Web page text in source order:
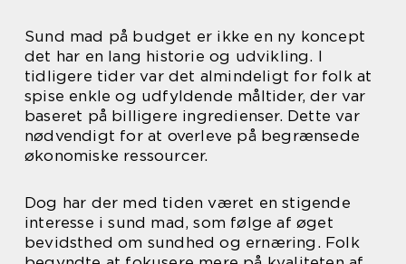
Sund mad på budget er ikke en ny koncept
det har en lang historie og udvikling. I
tidligere tider var det almindeligt for folk at
spise enkle og udfyldende måltider, der var
baseret på billigere ingredienser. Dette var
nødvendigt for at overleve på begrænsede
økonomiske ressourcer.
Dog har der med tiden været en stigende
interesse i sund mad, som følge af øget
bevidsthed om sundhed og ernæring. Folk